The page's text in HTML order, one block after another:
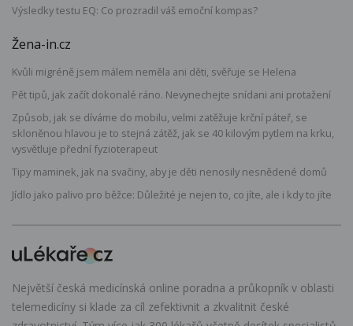
Výsledky testu EQ: Co prozradil váš emoční kompas?
Žena-in.cz
Kvůli migréně jsem málem neměla ani děti, svěřuje se Helena
Pět tipů, jak začít dokonalé ráno. Nevynechejte snídani ani protažení
Způsob, jak se díváme do mobilu, velmi zatěžuje krční páteř, se
skloněnou hlavou je to stejná zátěž, jak se 40 kilovým pytlem na krku,
vysvětluje přední fyzioterapeut
Tipy maminek, jak na svačiny, aby je děti nenosily nesnědené domů
Jídlo jako palivo pro běžce: Důležité je nejen to, co jíte, ale i kdy to jíte
Největší česká medicínská online poradna a průkopník v oblasti
telemedicíny si klade za cíl zefektivnit a zkvalitnit české